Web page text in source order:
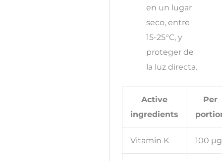
en un lugar
seco, entre
15-25°C, y
proteger de
la luz directa.
Active
ingredients
Per
Vitamin K 100 µg